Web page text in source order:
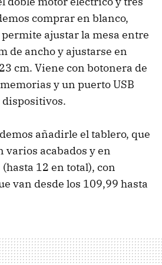
comprar en blanco,
ajustar la mesa entre
de ancho y ajustarse en
cm. Viene con botonera de
y un puerto USB
dispositivos.
añadirle el tablero, que
varios acabados y en
12 en total), con
van desde los 109,99 hasta